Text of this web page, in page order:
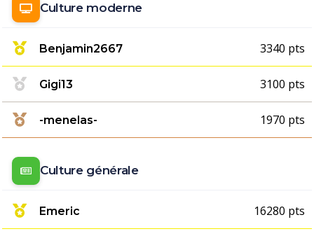
Culture moderne
Benjamin2667 3340 pts
Gigi13 3100 pts
-menelas- 1970 pts
Culture générale
Emeric 16280 pts